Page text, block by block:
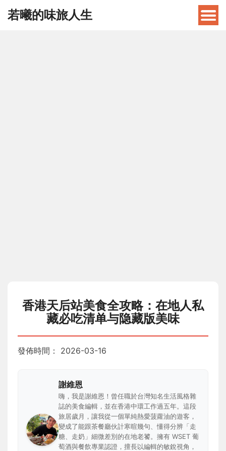
若曦的味旅人生
香港天后站美食全攻略：在地人私
藏必吃清单与隐藏版美味
發佈時間： 2026-03-16
謝維恩
嗨，我是謝維恩！曾任職於台灣知名生活風格雜
誌的美食編輯，並在香港中環工作過五年。這段
旅居歲月，讓我從一個單純熱愛菠蘿油的遊客，
變成了能跟茶餐廳伙計寒暄幾句、懂得分辨「走
糖、走奶」細微差別的在地老饕。擁有 WSET 葡
萄酒與餐飲專業認證，擅長以編輯的敏銳視角，